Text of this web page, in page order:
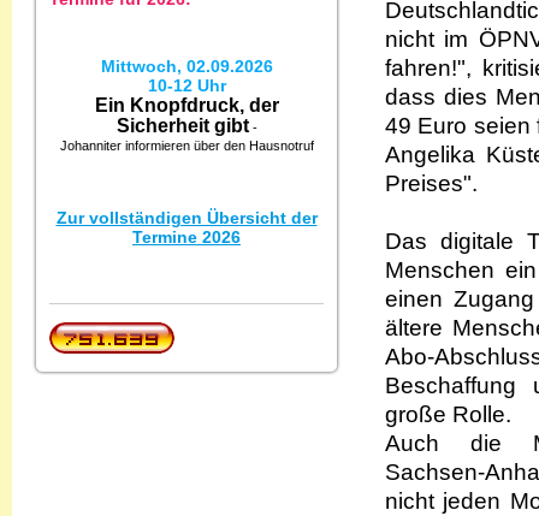
Mittwoch, 02.09.2026
10-12 Uhr
Ein Knopfdruck, der
Sicherheit gibt-
Johanniter informieren über den Hausnotruf
Zur vollständigen Übersicht der
Termine 2026
nicht im
fahren!",
dass dies
49 Euro seien
Angelika
Preises".
Das digitale
Menschen
einen
ältere
Abo-
Beschaffung
große Rolle.
Auch die
Sachsen-
nicht jeden